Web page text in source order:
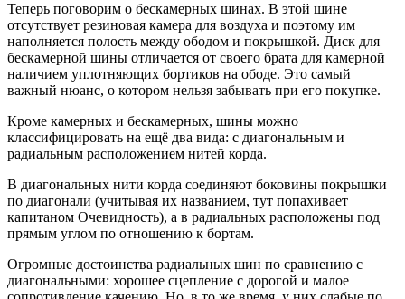
Теперь поговорим о бескамерных шинах. В этой шине
отсутствует резиновая камера для воздуха и поэтому им
наполняется полость между ободом и покрышкой. Диск для
бескамерной шины отличается от своего брата для камерной
наличием уплотняющих бортиков на ободе. Это самый
важный нюанс, о котором нельзя забывать при его покупке.
Кроме камерных и бескамерных, шины можно
классифицировать на ещё два вида: с диагональным и
радиальным расположением нитей корда.
В диагональных нити корда соединяют боковины покрышки
по диагонали (учитывая их названием, тут попахивает
капитаном Очевидность), а в радиальных расположены под
прямым углом по отношению к бортам.
Огромные достоинства радиальных шин по сравнению с
диагональными: хорошее сцепление с дорогой и малое